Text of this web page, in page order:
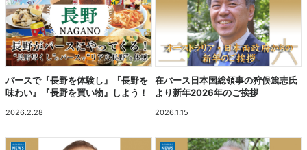
パースで『長野を体験し』『長野を
味わい』『長野を買い物』しよう！
2026.2.28
在パース日本国総領事の狩俣篤志氏
より新年2026年のご挨拶
2026.1.15